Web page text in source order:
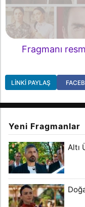
Fragmanı
LINKI PAYLAŞ
Yeni Fragmanlar
Altı